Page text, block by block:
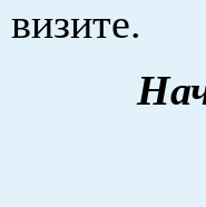
визите.